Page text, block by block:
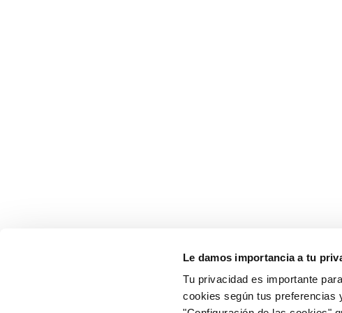
Le damos importancia a tu
Tu privacidad es importante
cookies según tus preferencias